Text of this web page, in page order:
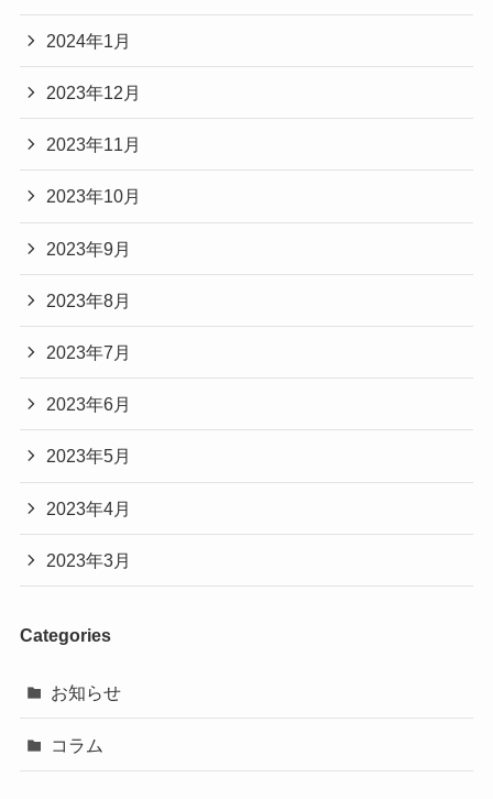
2024年1月
2023年12月
2023年11月
2023年10月
2023年9月
2023年8月
2023年7月
2023年6月
2023年5月
2023年4月
2023年3月
Categories
お知らせ
コラム